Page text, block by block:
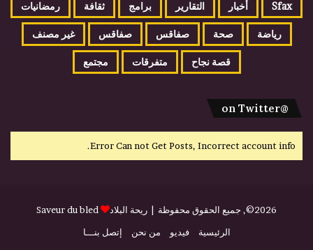
Sfax أخبار التقارير برامج ثقافة رمضانيات
رياضة صحة صفاقس صفاقس غير مصنف
قصة نجاح متفرقات مجتمع
@on Twitter
Error Can not Get Posts, Incorrect account info.
2026©, جميع الحقوق محفوظة | ريحة البلاد
Saveur du bled
الرئيسية
فيديو من نحن إتصل بنـــا